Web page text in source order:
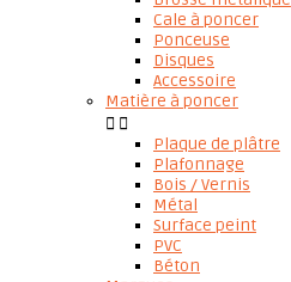
Cale à poncer
Ponceuse
Disques
Accessoire
Matière à poncer
 
Plaque de plâtre
Plafonnage
Bois / Vernis
Métal
Surface peint
PVC
Béton